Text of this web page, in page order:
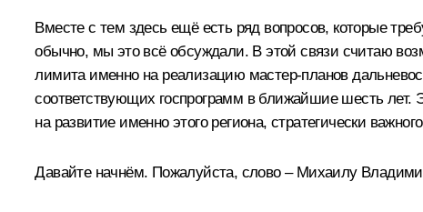
Вместе с тем здесь ещё есть ряд вопросов, которые
обычно, мы это всё обсуждали. В этой связи считаю
лимита именно на реализацию мастер-планов
соответствующих госпрограмм в ближайшие шесть лет.
на развитие именно этого региона, стратегически
Давайте начнём. Пожалуйста, слово – Михаилу